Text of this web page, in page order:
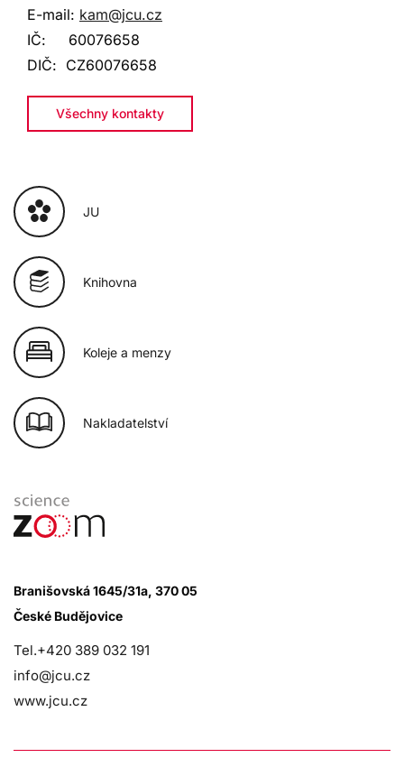
E-mail: kam@jcu.cz
IČ: 60076658
DIČ: CZ60076658
Všechny kontakty
JU
Knihovna
Koleje a menzy
Nakladatelství
Branišovská 1645/31a, 370 05
České Budějovice
Tel.+420 389 032 191
info@jcu.cz
www.jcu.cz